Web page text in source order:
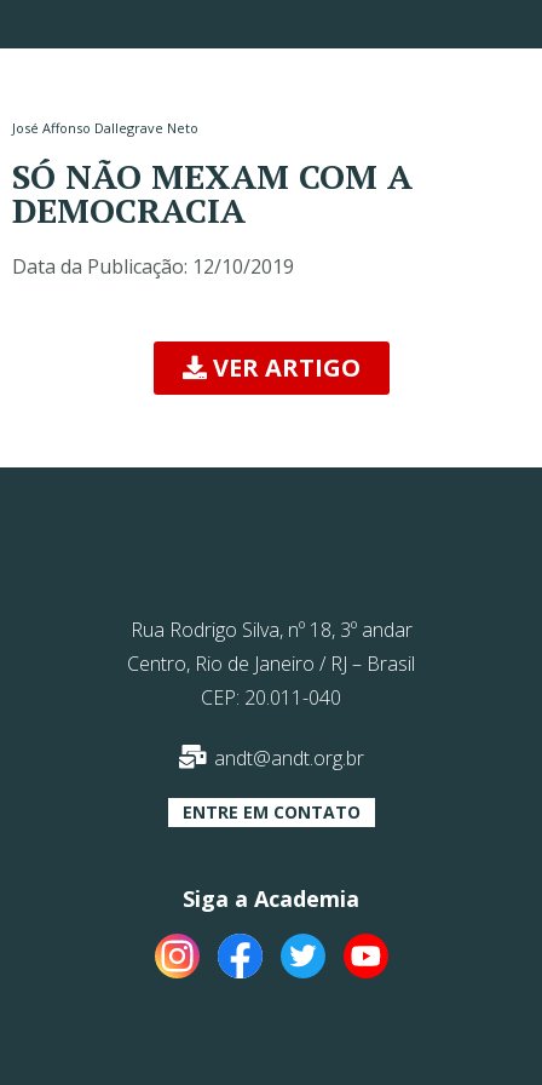
José Affonso Dallegrave Neto
SÓ NÃO MEXAM COM A
DEMOCRACIA
Data da Publicação: 12/10/2019
VER ARTIGO
Rua Rodrigo Silva, nº 18, 3º andar
Centro, Rio de Janeiro / RJ – Brasil
CEP: 20.011-040
andt@andt.org.br
ENTRE EM CONTATO
Siga a Academia